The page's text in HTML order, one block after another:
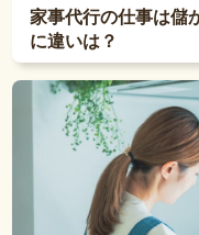
家事代行の仕事は儲
に違いは？